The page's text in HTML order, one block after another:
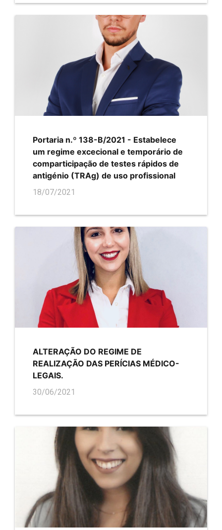
Portaria n.º 138-B/2021 - Estabelece
um regime excecional e temporário de
comparticipação de testes rápidos de
antigénio (TRAg) de uso profissional
18/07/2021
ALTERAÇÃO DO REGIME DE
REALIZAÇÃO DAS PERÍCIAS MÉDICO-
LEGAIS.
30/06/2021